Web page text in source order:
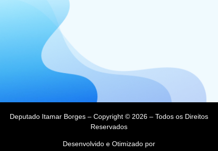
Deputado Itamar Borges – Copyright © 2026 – Todos os Direitos
Reservados
Desenvolvido e Otimizado por